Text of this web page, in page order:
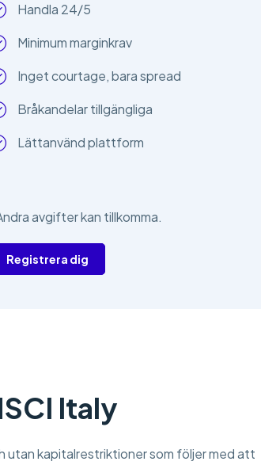
Handla 24/5
Minimum marginkrav
Inget courtage, bara spread
Bråkandelar tillgängliga
Lättanvänd plattform
avgifter kan tillkomma.
Registrera dig
Italy
utan kapitalrestriktioner som följer med att